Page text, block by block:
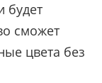
будет
сможет
цвета без